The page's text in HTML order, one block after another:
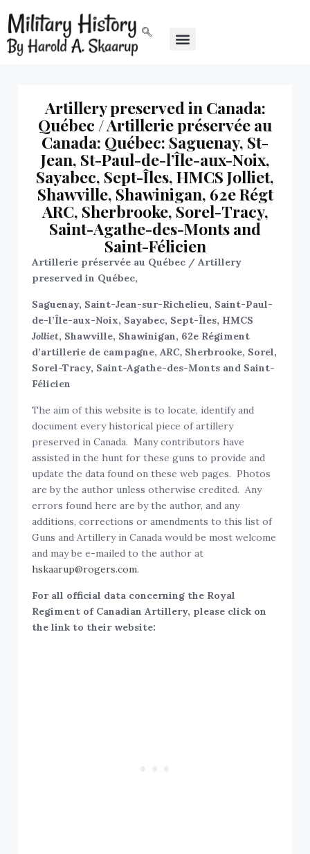
Artillery preserved in Canada:
Québec / Artillerie préservée au
Canada: Québec: Saguenay, St-
Jean, St-Paul-de-l’Île-aux-Noix,
Sayabec, Sept-Îles, HMCS Jolliet,
Shawville, Shawinigan, 62e Régt
ARC, Sherbrooke, Sorel-Tracy,
Saint-Agathe-des-Monts and
Saint-Félicien
Artillerie préservée au Québec /Artillery
preserved in Québec,
Saguenay, Saint-Jean-sur-Richelieu, Saint-Paul-
de-l’Île-aux-Noix, Sayabec, Sept-Îles, HMCS
Jolliet, Shawville, Shawinigan, 62e Régiment
d’artillerie de campagne, ARC, Sherbrooke, Sorel,
Sorel-Tracy, Saint-Agathe-des-Monts and Saint-
Félicien
The aim of this website is to locate, identify and
document every historical piece of artillery
preserved in Canada. Many contributors have
assisted in the hunt for these guns to provide and
update the data found on these web pages. Photos
are by the author unless otherwise credited. Any
errors found here are by the author, and any
additions, corrections or amendments to this list of
Guns and Artillery in Canada would be most welcome
and may be e-mailed to the author at
hskaarup@rogers.com.
For all official data concerning the Royal
Regiment of Canadian Artillery, please click on
the link to their website: